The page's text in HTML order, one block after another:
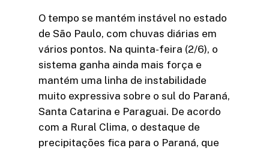
O tempo se mantém instável no estado
de São Paulo, com chuvas diárias em
vários pontos. Na quinta-feira (2/6), o
sistema ganha ainda mais força e
mantém uma linha de instabilidade
muito expressiva sobre o sul do Paraná,
Santa Catarina e Paraguai. De acordo
com a Rural Clima, o destaque de
precipitações fica para o Paraná, que